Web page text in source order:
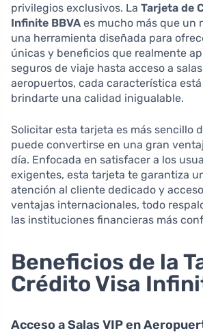
privilegios exclusivos. La Tarjeta de
Infinite BBVA es mucho más que un
una herramienta diseñada para
únicas y beneficios que realmente
seguros de viaje hasta acceso a salas
aeropuertos, cada característica
brindarte una calidad inigualable.
Solicitar esta tarjeta es más sencillo
puede convertirse en una gran
día. Enfocada en satisfacer a los
exigentes, esta tarjeta te garantiza
atención al cliente dedicado y
ventajas internacionales, todo
las instituciones financieras más
Beneficios de la
Crédito Visa
Acceso a Salas VIP en